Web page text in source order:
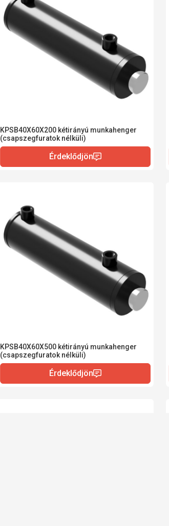
KPSB40X60X200 kétirányú munkahenger
(csapszegfuratok nélküli)
KPSB40X60X500 kétirányú munkahenger
(csapszegfuratok nélküli)